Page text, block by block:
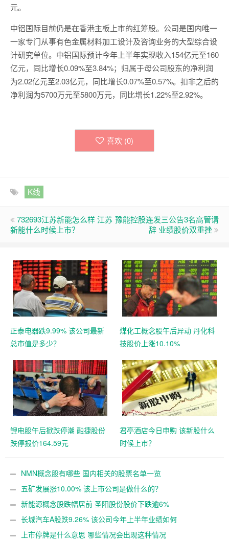
元。
中铝国际目前仍是在香港主板上市的红筹股。公司是国内唯一
一家专门从事有色金属材料加工设计及咨询业务的大型综合设
计研究单位。中铝国际预计今年上半年实现收入154亿元至160
亿元，同比增长0.09%至3.84%；归属于母公司股东的净利润
为2.02亿元至2.03亿元，同比增长0.07%至0.57%。扣非之后的
净利润为5700万元至5800万元，同比增长1.22%至2.92%。
喜欢 (0)
K线
732693江苏新能怎么样 江苏
新能什么时候上市？
豫能控股连发三公告3名高管请
辞 业绩股价双重挫
正泰电器跌9.99% 该公司最新
总市值是多少？
煤化工概念股午后异动 丹化科
技股价上涨10.10%
锂电股午后掀跌停潮 融捷股份
跌停报价164.59元
君亭酒店今日申购 该新股什么
时候上市？
NMN概念股有哪些 国内相关的股票名单一览
五矿发展涨10.00% 该上市公司是做什么的？
新能源概念股跌幅居前 圣阳股份股价下跌逾6%
长城汽车A股跌9.26% 该公司今年上半年业绩如何
上市停牌是什么意思 哪些情况会出现这种情况